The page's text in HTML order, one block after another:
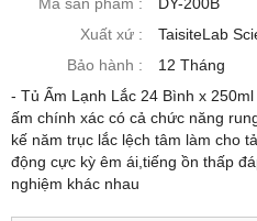
Xuất xứ :
TaisiteLab
Bảo hành :
12 Tháng
- Tủ Ấm Lạnh Lắc 24 Bình x
ấm chính xác có cả chức năng
kế năm trục lắc lệch tâm làm cho
động cực kỳ êm ái,tiếng ồn thấp
nghiệm khác nhau